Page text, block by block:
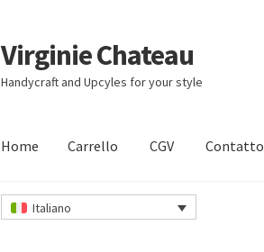
Vai
alla
navigazione
Vai
al
contenuto
Virginie Chateau
Handycraft and Upcyles for your style
Home Carrello CGV Contatto
HomeCarrello ContattoIl mio account
Italiano